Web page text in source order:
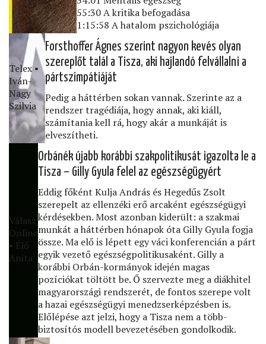
55:30 A kritika befogadása
1:15:58 A hatalom pszichológiája
Telex •
Iván-
Nagy
Szilvia
Forsthoffer Ágnes szerint nagyon kevés olyan
szereplőt talál a Tisza, aki hajlandó felvállalni a
pártszimpátiáját
Pedig a háttérben sokan vannak. Szerinte az a
rendszer tragédiája, hogy annak, aki kiáll,
számítania kell rá, hogy akár a munkáját is
elveszítheti.
Válasz
Online
• Élő
Anita
Orbánék újabb korábbi szakpolitikusát igazolta le a
Tisza – Gilly Gyula felel az egészségügyért
Eddig főként Kulja András és Hegedűs Zsolt
szerepelt az ellenzéki erő arcaként egészségügyi
kérdésekben. Most azonban kiderült: a szakmai
munkát a háttérben hónapok óta Gilly Gyula fogja
össze. Ma elő is lépett egy váci konferencián a párt
egyik vezető egészségpolitikusaként. Gilly a
korábbi Orbán-kormányok idején magas
pozíciókat töltött be. Ő szervezte meg a diákhitel
magyarországi rendszerét, de fontos szerepe volt
a hazai egészségügyi menedzserképzésben is.
Előlépése azt jelzi, hogy a Tisza nem a több-
biztosítós modell bevezetésében gondolkodik.